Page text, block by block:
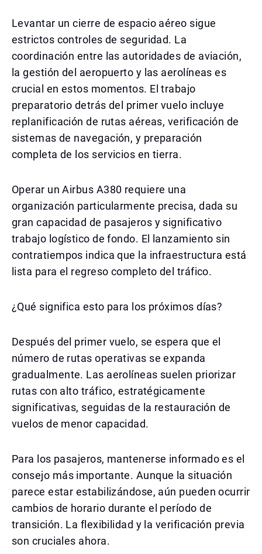
Levantar un cierre de espacio aéreo sigue
estrictos controles de seguridad. La
coordinación entre las autoridades de aviación,
la gestión del aeropuerto y las aerolíneas es
crucial en estos momentos. El trabajo
preparatorio detrás del primer vuelo incluye
replanificación de rutas aéreas, verificación de
sistemas de navegación, y preparación
completa de los servicios en tierra.
Operar un Airbus A380 requiere una
organización particularmente precisa, dada su
gran capacidad de pasajeros y significativo
trabajo logístico de fondo. El lanzamiento sin
contratiempos indica que la infraestructura está
lista para el regreso completo del tráfico.
¿Qué significa esto para los próximos días?
Después del primer vuelo, se espera que el
número de rutas operativas se expanda
gradualmente. Las aerolíneas suelen priorizar
rutas con alto tráfico, estratégicamente
significativas, seguidas de la restauración de
vuelos de menor capacidad.
Para los pasajeros, mantenerse informado es el
consejo más importante. Aunque la situación
parece estar estabilizándose, aún pueden ocurrir
cambios de horario durante el período de
transición. La flexibilidad y la verificación previa
son cruciales ahora.